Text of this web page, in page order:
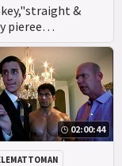
&
pieree
ja ulos
....hän oli
syntynyt pillua,
& #039; t tiedä
löysä
musta
kasvoissasi
PERSE
02:00:44